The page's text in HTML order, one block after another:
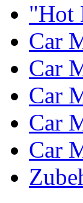
"Hot
Car
Car
Car
Car
Car